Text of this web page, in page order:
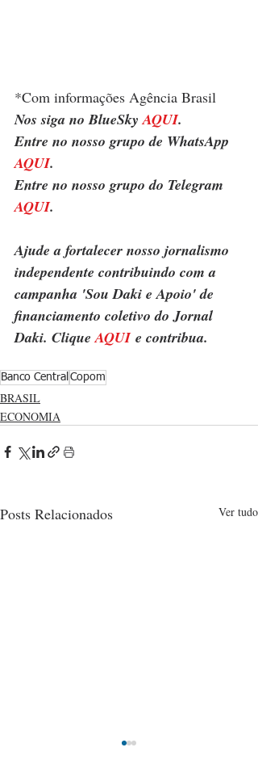
*Com informações Agência Brasil
Nos siga no BlueSky AQUI.
Entre no nosso grupo de WhatsApp
AQUI.
Entre no nosso grupo do Telegram
AQUI.
Ajude a fortalecer nosso jornalismo
independente contribuindo com a
campanha 'Sou Daki e Apoio' de
financiamento coletivo do Jornal
Daki. Clique AQUI e contribua.
Banco Central Copom
BRASIL
ECONOMIA
Posts Relacionados Ver tudo